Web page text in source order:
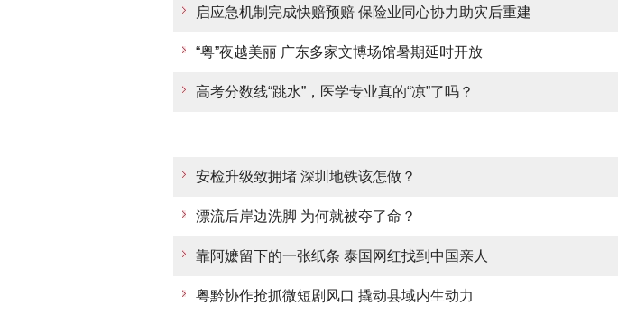
启应急机制完成快赔预赔 保险业同心协力助灾后重建
“粤”夜越美丽 广东多家文博场馆暑期延时开放
高考分数线“跳水”，医学专业真的“凉”了吗？
安检升级致拥堵 深圳地铁该怎做？
漂流后岸边洗脚 为何就被夺了命？
靠阿嬷留下的一张纸条 泰国网红找到中国亲人
粤黔协作抢抓微短剧风口 撬动县域内生动力